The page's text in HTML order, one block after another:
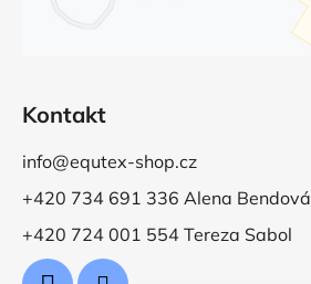
Kontakt
info@equtex-shop.cz
+420 734 691 336 Alena Bendová
+420 724 001 554 Tereza Sabol